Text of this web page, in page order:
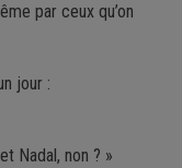
par ceux qu’on
jour :
Nadal, non ? »